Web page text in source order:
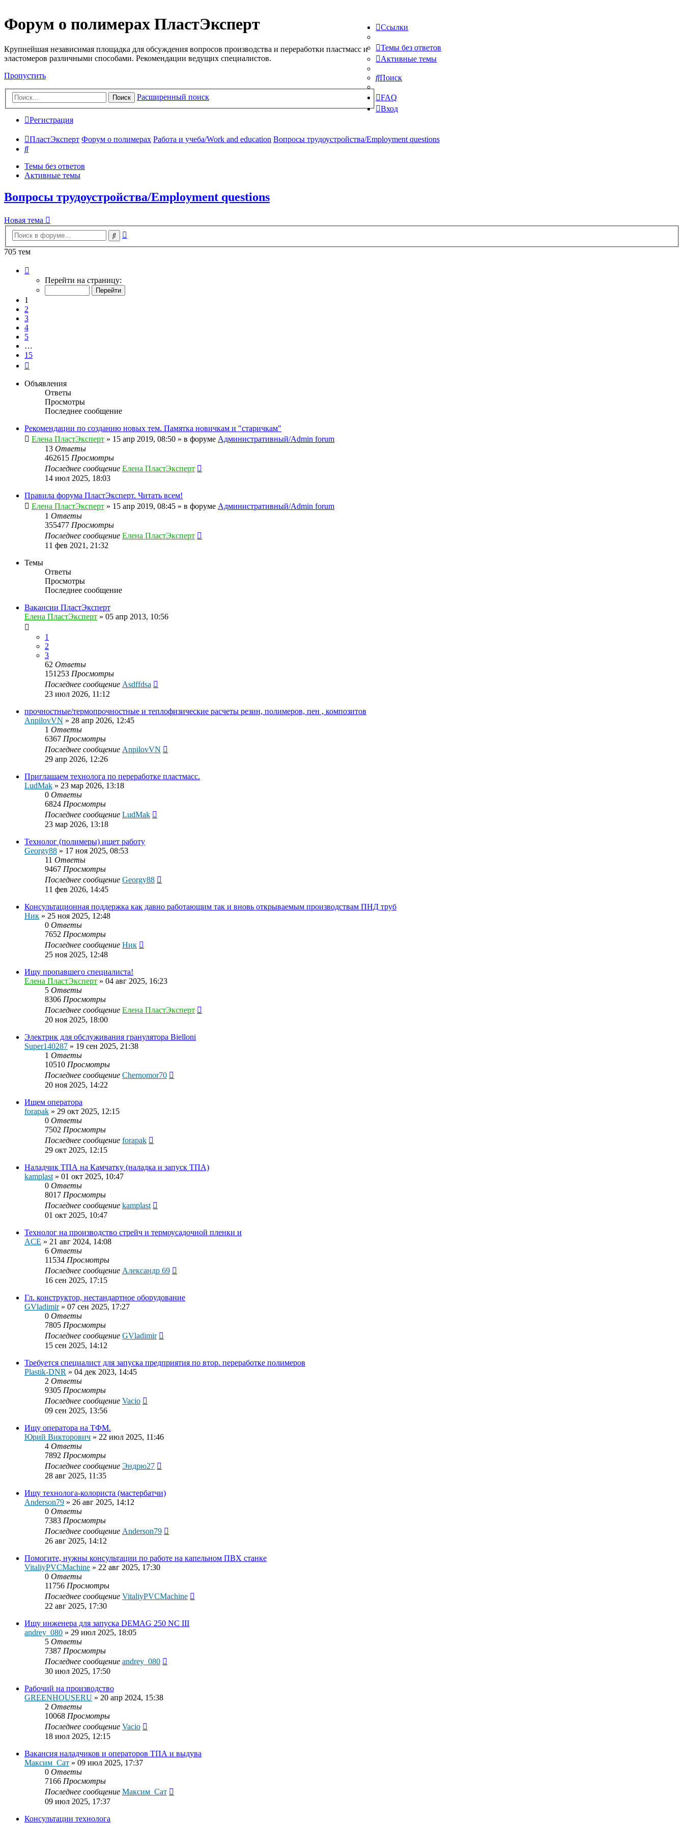
Форум о полимерах ПластЭксперт
Крупнейшая независимая площадка для обсуждения вопросов производства и переработки пластмасс и
эластомеров различными способами. Рекомендации ведущих специалистов.
Пропустить
Поиск Расширенный поиск
Ссылки
Темы без ответов
Активные темы
Поиск
FAQ
Вход
Регистрация
ПластЭксперт Форум о полимерах Работа и учеба/Work and education Вопросы трудоустройства/Employment questions
Поиск
Темы без ответов
Активные темы
Вопросы трудоустройства/Employment questions
Новая тема
Поиск
705 тем
Перейти на страницу:
1
2
3
4
5
…
15
Объявления
Ответы
Просмотры
Последнее сообщение
Рекомендации по созданию новых тем. Памятка новичкам и "старичкам"
Елена ПластЭксперт » 15 апр 2019, 08:50 » в форуме Административный/Admin forum
13 Ответы
462615 Просмотры
Последнее сообщение Елена ПластЭксперт
14 июл 2025, 18:03
Правила форума ПластЭксперт. Читать всем!
Елена ПластЭксперт » 15 апр 2019, 08:45 » в форуме Административный/Admin forum
1 Ответы
355477 Просмотры
Последнее сообщение Елена ПластЭксперт
11 фев 2021, 21:32
Темы
Ответы
Просмотры
Последнее сообщение
Вакансии ПластЭксперт
Елена ПластЭксперт » 05 апр 2013, 10:56
1
2
3
62 Ответы
151253 Просмотры
Последнее сообщение Asdffdsa
23 июл 2026, 11:12
прочностные/термопрочностные и теплофизические расчеты резин, полимеров, пен , композитов
AnpilovVN » 28 апр 2026, 12:45
1 Ответы
6367 Просмотры
Последнее сообщение AnpilovVN
29 апр 2026, 12:26
Приглашаем технолога по переработке пластмасс.
LudMak » 23 мар 2026, 13:18
0 Ответы
6824 Просмотры
Последнее сообщение LudMak
23 мар 2026, 13:18
Технолог (полимеры) ищет работу
Georgy88 » 17 ноя 2025, 08:53
11 Ответы
9467 Просмотры
Последнее сообщение Georgy88
11 фев 2026, 14:45
Консультационная поддержка как давно работающим так и вновь открываемым производствам ПНД труб
Ник » 25 ноя 2025, 12:48
0 Ответы
7652 Просмотры
Последнее сообщение Ник
25 ноя 2025, 12:48
Ищу пропавшего специалиста!
Елена ПластЭксперт » 04 авг 2025, 16:23
5 Ответы
8306 Просмотры
Последнее сообщение Елена ПластЭксперт
20 ноя 2025, 18:00
Электрик для обслуживания гранулятора Bielloni
Super140287 » 19 сен 2025, 21:38
1 Ответы
10510 Просмотры
Последнее сообщение Chernomor70
20 ноя 2025, 14:22
Ищем оператора
forapak » 29 окт 2025, 12:15
0 Ответы
7502 Просмотры
Последнее сообщение forapak
29 окт 2025, 12:15
Наладчик ТПА на Камчатку (наладка и запуск ТПА)
kamplast» 01 окт 2025, 10:47
0 Ответы
8017 Просмотры
Последнее сообщение kamplast
01 окт 2025, 10:47
Технолог на производство стрейч и термоусадочной пленки и
ACE » 21 авг 2024, 14:08
6 Ответы
11534 Просмотры
Последнее сообщение Александр 69
16 сен 2025, 17:15
Гл. конструктор, нестандартное оборудование
GVladimir» 07 сен 2025, 17:27
0 Ответы
7805 Просмотры
Последнее сообщение GVladimir
15 сен 2025, 14:12
Требуется специалист для запуска предприятия по втор. переработке полимеров
Plastik-DNR » 04 дек 2023, 14:45
2 Ответы
9305 Просмотры
Последнее сообщение Vacio
09 сен 2025, 13:56
Ищу оператора на ТФМ.
Юрий Викторович » 22 июл 2025, 11:46
4 Ответы
7892 Просмотры
Последнее сообщение Эндрю27
28 авг 2025, 11:35
Ищу технолога-колориста (мастербатчи)
Anderson79 » 26 авг 2025, 14:12
0 Ответы
7383 Просмотры
Последнее сообщение Anderson79
26 авг 2025, 14:12
Помогите, нужны консультации по работе на капельном ПВХ станке
VitaliyPVCMachine » 22 авг 2025, 17:30
0 Ответы
11756 Просмотры
Последнее сообщение VitaliyPVCMachine
22 авг 2025, 17:30
Ищу инженера для запуска DEMAG 250 NC III
andrey_080 » 29 июл 2025, 18:05
5 Ответы
7387 Просмотры
Последнее сообщение andrey_080
30 июл 2025, 17:50
Рабочий на производство
GREENHOUSERU » 20 апр 2024, 15:38
2 Ответы
10068 Просмотры
Последнее сообщение Vacio
18 июл 2025, 12:15
Вакансия наладчиков и операторов ТПА и выдува
Максим_Сат » 09 июл 2025, 17:37
0 Ответы
7166 Просмотры
Последнее сообщение Максим_Сат
09 июл 2025, 17:37
Консультации технолога